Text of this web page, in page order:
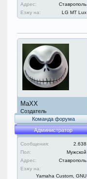
Адрес:
Ставрополь
Езжу на:
LG MT Lux
MaXX
Создатель
Команда форума
Администратор
Сообщения:
2.638
Пол:
Мужской
Адрес:
Ставрополь
Езжу на:
Yamaha Custom, GNU